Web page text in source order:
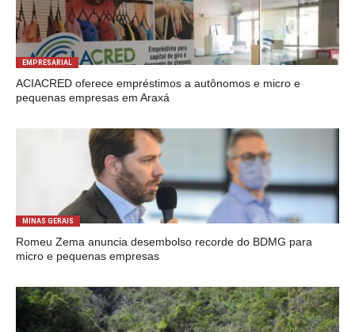
EMPRESARIAL
ACIACRED oferece empréstimos a autônomos e micro e
pequenas empresas em Araxá
MINAS GERAIS
Romeu Zema anuncia desembolso recorde do BDMG para
micro e pequenas empresas